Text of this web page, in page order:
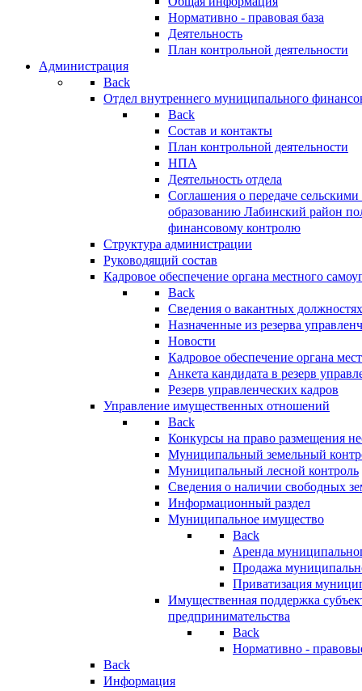
Нормативно - правовая база
Деятельность
План контрольной деятельности
Администрация
Back
Отдел внутреннего муниципального
Back
Состав и контакты
План контрольной деятельности
НПА
Деятельность отдела
Соглашения о передаче
образованию Лабинский район
финансовому контролю
Структура администрации
Руководящий состав
Кадровое обеспечение органа местного
Back
Сведения о вакантных
Назначенные из резерва
Новости
Кадровое обеспечение органа
Анкета кандидата в резерв
Резерв управленческих кадров
Управление имущественных отношений
Back
Конкурсы на право размещения
Муниципальный земельный
Муниципальный лесной контроль
Сведения о наличии свободных
Информационный раздел
Муниципальное имущество
Back
Аренда
Продажа
Приватизация
Имущественная поддержка
предпринимательства
Back
Нормативно -
Back
Информация